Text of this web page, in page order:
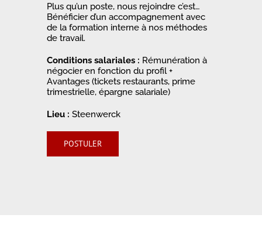
Plus qu’un poste, nous rejoindre c’est…
Bénéficier d’un accompagnement avec
de la formation interne à nos méthodes
de travail.
Conditions salariales : Rémunération à
négocier en fonction du profil +
Avantages (tickets restaurants, prime
trimestrielle, épargne salariale)
Lieu : Steenwerck
POSTULER